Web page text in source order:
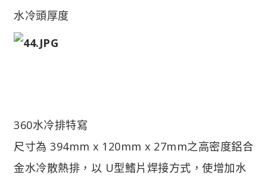
水冷頭厚度
360水冷排特寫
尺寸為 394mm x 120mm x 27mm之高密度鋁合
金水冷散熱排，以 U型鰭片焊接方式，使增加水